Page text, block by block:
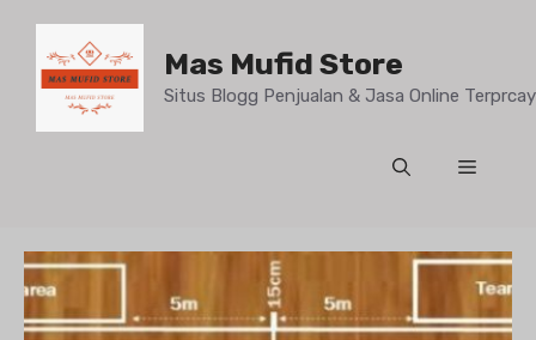
Mas Mufid Store
Situs Blogg Penjualan & Jasa Online